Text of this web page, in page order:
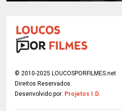
© 2010-2025 LOUCOSPORFILMES.net
Direitos Reservados.
Desenvolvido por: Projetos I.D.